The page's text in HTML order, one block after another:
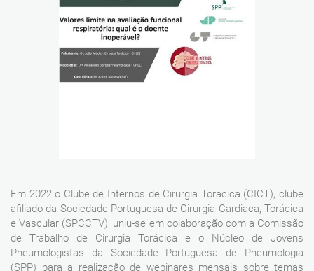
Em 2022 o Clube de Internos de Cirurgia Torácica (CICT), clube
afiliado da Sociedade Portuguesa de Cirurgia Cardiaca, Torácica
e Vascular (SPCCTV), uniu-se em colaboração com a Comissão
de Trabalho de Cirurgia Torácica e o Núcleo de Jovens
Pneumologistas da Sociedade Portuguesa de Pneumologia
(SPP) para a realização de webinares mensais sobre temas